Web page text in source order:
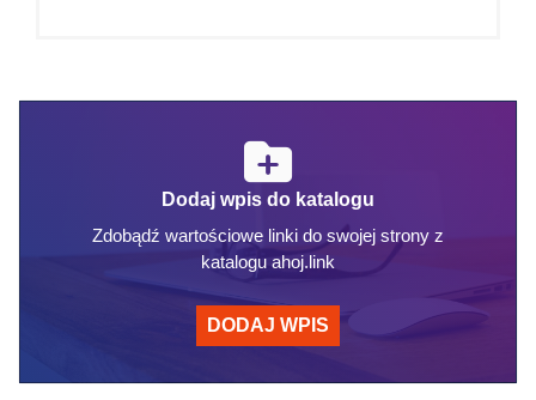
Dodaj wpis do katalogu
Zdobądź wartościowe linki do swojej strony z
katalogu ahoj.link
DODAJ WPIS